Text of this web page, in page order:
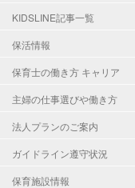
KIDSLINE記事一覧
保活情報
保育士の働き方 キャリア
主婦の仕事選びや働き方
法人プランのご案内
ガイドライン遵守状況
保育施設情報